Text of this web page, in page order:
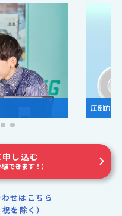
し込む
できます！）
せはこちら
を除く）